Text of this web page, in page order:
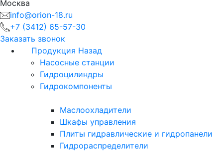
Москва
info@orion-18.ru
+7 (3412) 65-57-30
Заказать звонок
Продукция Назад
Насосные станции
Гидроцилиндры
Гидрокомпоненты
Маслоохладители
Шкафы управления
Плиты гидравлические и гидропанели
Гидрораспределители